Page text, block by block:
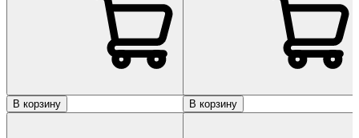
В корзину В корзину